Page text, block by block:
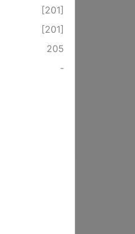
[201]
[201]
205
-